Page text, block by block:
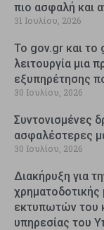
πιο ασφαλή και
31 Ιουλίου, 2026
Το gov.gr και
λειτουργία μια
εξυπηρέτησης
30 Ιουλίου, 2026
Συντονισμένες
ασφαλέστερες
30 Ιουλίου, 2026
Διακήρυξη για
εκτυπωτών του
υπηρεσίας του